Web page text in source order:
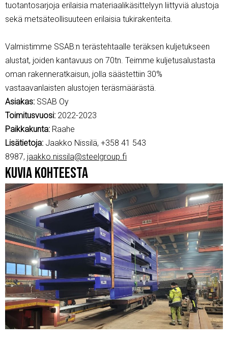
tuotantosarjoja erilaisia materiaalikäsittelyyn liittyviä alustoja
sekä metsäteollisuuteen erilaisia tukirakenteita.
Valmistimme SSAB:n terästehtaalle teräksen kuljetukseen
alustat, joiden kantavuus on 70tn. Teimme kuljetusalustasta
oman rakenneratkaisun, jolla säästettiin 30%
vastaavanlaisten alustojen teräsmäärästä.
Asiakas: SSAB Oy
Toimitusvuosi: 2022-2023
Paikkakunta: Raahe
Lisätietoja: Jaakko Nissilä, +358 41 543
8987, jaakko.nissila@steelgroup.fi
Kuvia kohteesta